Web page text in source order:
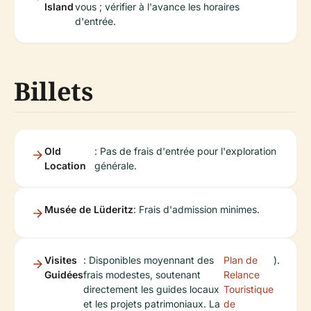
Islandvous ; vérifier à l'avance les horaires
d'entrée.
Billets
Old
Location
: Pas de frais d'entrée pour l'exploration
générale.
Musée de Lüderitz: Frais d'admission minimes.
Visites
Guidées
: Disponibles moyennant des
frais modestes, soutenant
directement les guides locaux
et les projets patrimoniaux. La
Plan de
Relance
Touristique
de
).